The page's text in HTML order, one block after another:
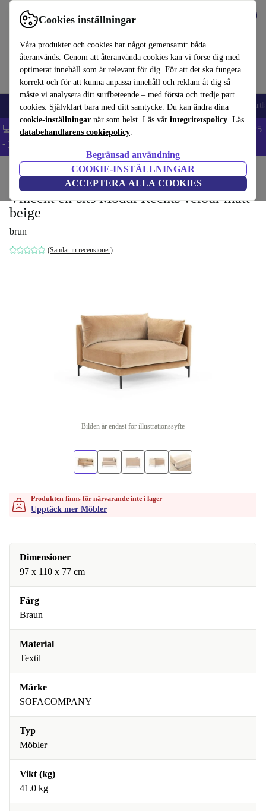
Cookies inställningar
Våra produkter och cookies har något gemensamt: båda
återanvänds. Genom att återanvända cookies kan vi förse dig med
optimerat innehåll som är relevant för dig. För att det ska fungera
korrekt och för att kunna anpassa innehåll och reklam åt dig så
måste vi analysera ditt surfbeteende – med första och tredje part
cookies. Självklart bara med ditt samtycke. Du kan ändra dina
cookie-inställningar när som helst. Läs vår integritetspolicy. Läs
databehandlarens cookiepolicy.
Begränsad användning
COOKIE-INSTÄLLNINGAR
ACCEPTERA ALLA COOKIES
Använd refurbed snabbt och enkelt
🎒 Back to school Mobiltelefoner Bärbara datorer Surfplattor
💻 Extra 5% rabatt på alla MacBooks och laptops - Code: LAPTOP5
- Villkor
Hushåll Möbler
Vincent en-sits Modul Rechts velour matt
beige
brun
(Samlar in recensioner)
Bilden är endast för illustrationssyfte
Produkten finns för närvarande inte i lager
Upptäck mer Möbler
Dimensioner
97 x 110 x 77 cm
Färg
Braun
Material
Textil
Märke
SOFACOMPANY
Typ
Möbler
Vikt (kg)
41.0 kg